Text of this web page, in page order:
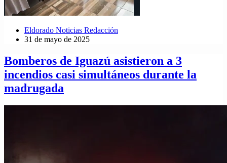
Eldorado Noticias Redacción
31 de mayo de 2025
Bomberos de Iguazú asistieron a 3
incendios casi simultáneos durante la
madrugada